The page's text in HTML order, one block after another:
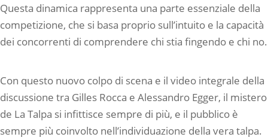
Questa dinamica rappresenta una parte essenziale della
competizione, che si basa proprio sull’intuito e la capacità
dei concorrenti di comprendere chi stia fingendo e chi no.
Con questo nuovo colpo di scena e il video integrale della
discussione tra Gilles Rocca e Alessandro Egger, il mistero
de La Talpa si infittisce sempre di più, e il pubblico è
sempre più coinvolto nell’individuazione della vera talpa.